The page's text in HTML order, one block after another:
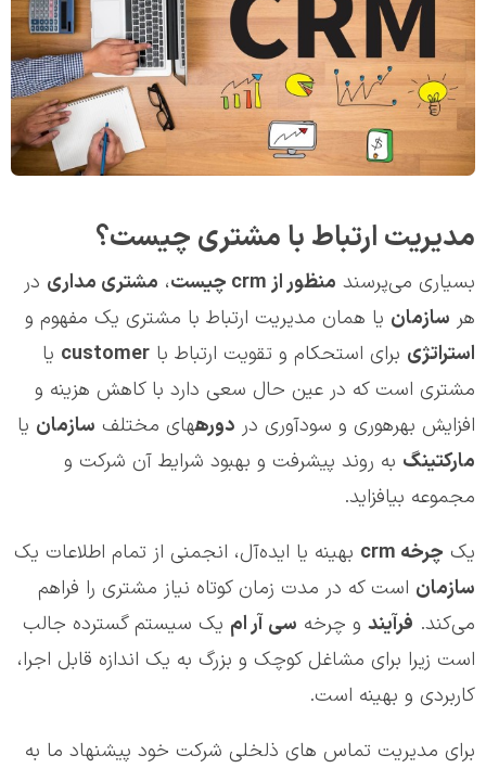
مدیریت ارتباط با مشتری چیست؟
بسیاری می‌پرسند منظور ازcrm چیست، مشتري مداري در
هر سازمان یا همان مدیریت ارتباط با مشتری یک مفهوم و
استراتژی برای استحکام و تقویت ارتباط با customer یا
مشتری است که در عین حال سعی دارد با کاهش هزینه و
افزایش بهره‎وری و سودآوری در
دوره سازمان یا
مارکتینگ به روند پیشرفت و بهبود شرایط آن شرکت و
مجموعه بیافزاید.
یک چرخه crm بهینه یا ایده‌آل، انجمنی از تمام اطلاعات یک
سازمان است که در مدت زمان کوتاه نیاز مشتری را فراهم
می‌کند. فرآیند و چرخه سي آر ام یک سیستم گسترده جالب
است زیرا برای مشاغل کوچک و بزرگ به یک اندازه قابل اجرا،
کاربردی و بهینه است.
برای مدیریت تماس های ذلخلی شرکت خود پیشنهاد ما به